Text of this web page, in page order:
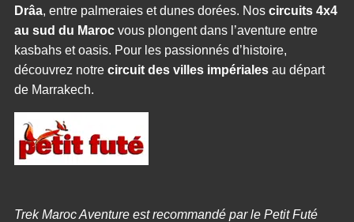
Drâa, entre palmeraies et dunes dorées. Nos circuits 4x4
au sud du Marocvous plongent dans l’aventure entre
kasbahs et oasis. Pour les passionnés d’histoire,
découvrez notre circuit des villes impérialesau départ
de Marrakech.
Trek Maroc Aventure est recommandé par le Petit Futé